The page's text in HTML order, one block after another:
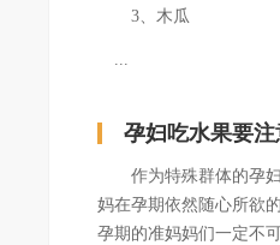
3、木瓜
...
孕妇吃水果要
作为特殊群体的孕妇
妈在孕期依然随心所欲
孕期的准妈妈们一定不